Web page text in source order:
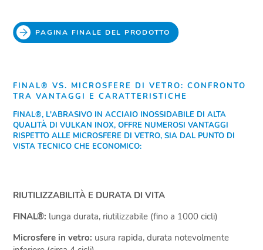
PAGINA FINALE DEL PRODOTTO
FINAL® VS. MICROSFERE DI VETRO: CONFRONTO
TRA VANTAGGI E CARATTERISTICHE
FINAL®, L'ABRASIVO IN ACCIAIO INOSSIDABILE DI ALTA
QUALITÀ DI VULKAN INOX, OFFRE NUMEROSI VANTAGGI
RISPETTO ALLE MICROSFERE DI VETRO, SIA DAL PUNTO DI
VISTA TECNICO CHE ECONOMICO:
RIUTILIZZABILITÀ E DURATA DI VITA
FINAL®: lunga durata, riutilizzabile (fino a 1000 cicli)
Microsfere in vetro: usura rapida, durata notevolmente